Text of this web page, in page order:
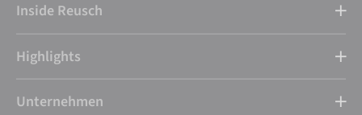
Inside Reusch
Highlights
Unternehmen